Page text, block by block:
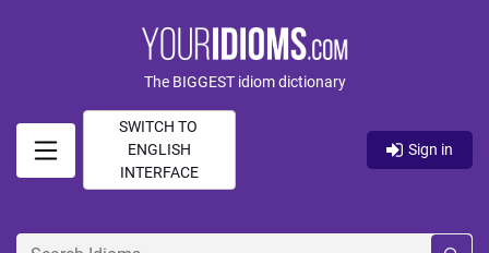
The BIGGEST idiom dictionary
SWITCH TO
ENGLISH
INTERFACE
Sign in